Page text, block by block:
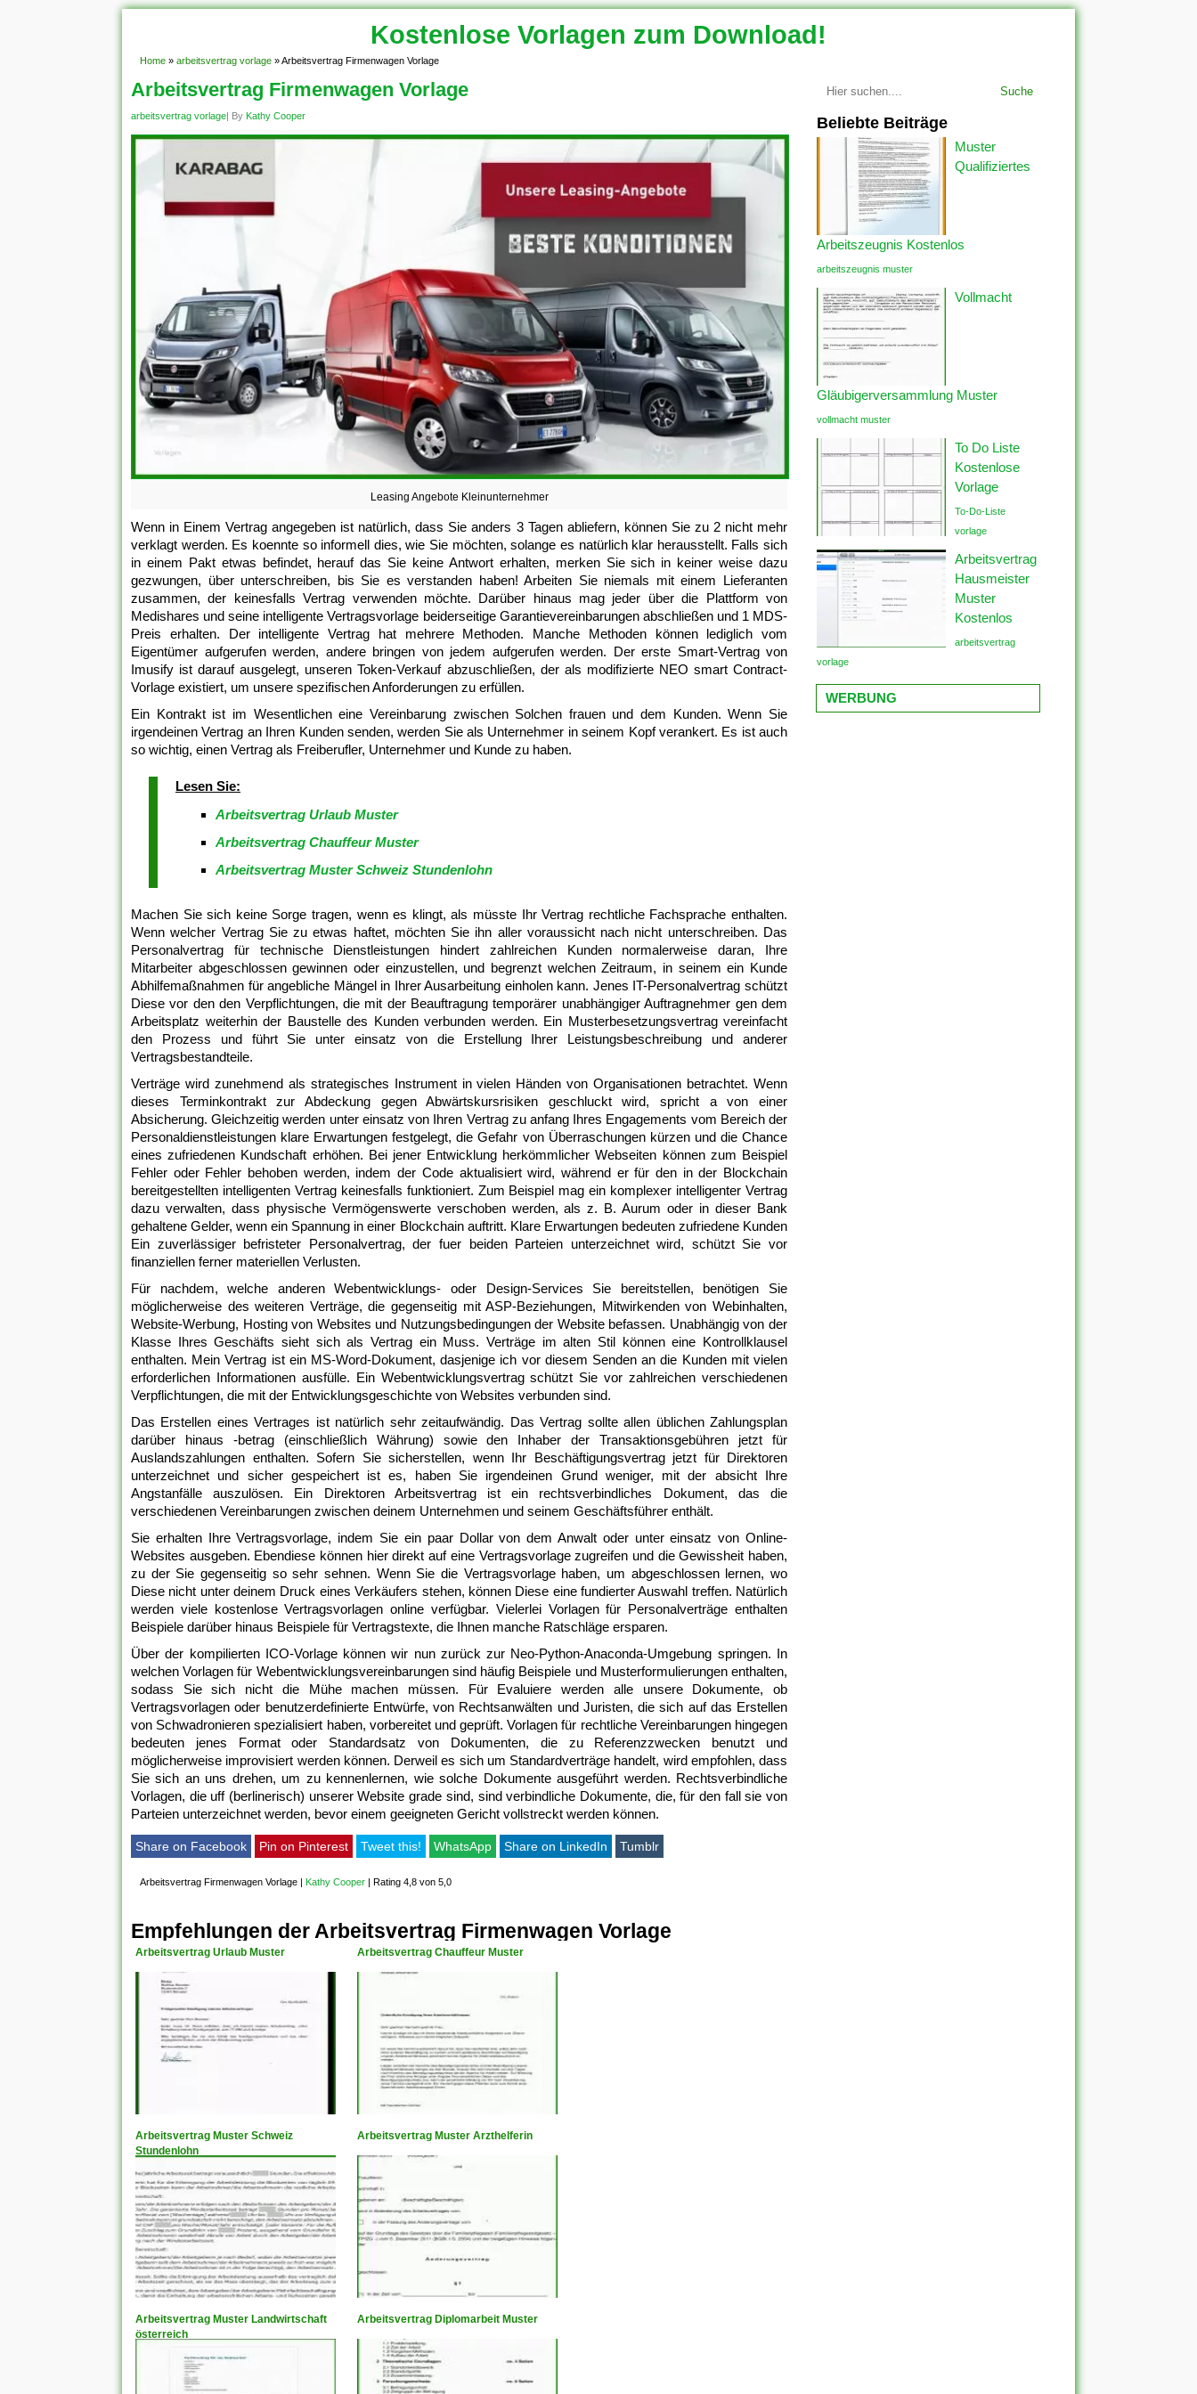
Kostenlose Vorlagen zum Download!
Home » arbeitsvertrag vorlage »Arbeitsvertrag Firmenwagen Vorlage
Arbeitsvertrag Firmenwagen Vorlage
arbeitsvertrag vorlage| By Kathy Cooper
Leasing Angebote Kleinunternehmer
Wenn in Einem Vertrag angegeben ist natürlich, dass Sie anders 3 Tagen abliefern, können Sie zu 2 nicht mehr
verklagt werden. Es koennte so informell dies, wie Sie möchten, solange es natürlich klar herausstellt. Falls sich
in einem Pakt etwas befindet, herauf das Sie keine Antwort erhalten, merken Sie sich in keiner weise dazu
gezwungen, über unterschreiben, bis Sie es verstanden haben! Arbeiten Sie niemals mit einem Lieferanten
zusammen, der keinesfalls Vertrag verwenden möchte. Darüber hinaus mag jeder über die Plattform von
Medishares und seine intelligente Vertragsvorlage beiderseitige Garantievereinbarungen abschließen und 1 MDS-
Preis erhalten. Der intelligente Vertrag hat mehrere Methoden. Manche Methoden können lediglich vom
Eigentümer aufgerufen werden, andere bringen von jedem aufgerufen werden. Der erste Smart-Vertrag von
Imusify ist darauf ausgelegt, unseren Token-Verkauf abzuschließen, der als modifizierte NEO smart Contract-
Vorlage existiert, um unsere spezifischen Anforderungen zu erfüllen.
Ein Kontrakt ist im Wesentlichen eine Vereinbarung zwischen Solchen frauen und dem Kunden. Wenn Sie
irgendeinen Vertrag an Ihren Kunden senden, werden Sie als Unternehmer in seinem Kopf verankert. Es ist auch
so wichtig, einen Vertrag als Freiberufler, Unternehmer und Kunde zu haben.
Lesen Sie:
Arbeitsvertrag Urlaub Muster
Arbeitsvertrag Chauffeur Muster
Arbeitsvertrag Muster Schweiz Stundenlohn
Machen Sie sich keine Sorge tragen, wenn es klingt, als müsste Ihr Vertrag rechtliche Fachsprache enthalten.
Wenn welcher Vertrag Sie zu etwas haftet, möchten Sie ihn aller voraussicht nach nicht unterschreiben. Das
Personalvertrag für technische Dienstleistungen hindert zahlreichen Kunden normalerweise daran, Ihre
Mitarbeiter abgeschlossen gewinnen oder einzustellen, und begrenzt welchen Zeitraum, in seinem ein Kunde
Abhilfemaßnahmen für angebliche Mängel in Ihrer Ausarbeitung einholen kann. Jenes IT-Personalvertrag schützt
Diese vor den den Verpflichtungen, die mit der Beauftragung temporärer unabhängiger Auftragnehmer gen dem
Arbeitsplatz weiterhin der Baustelle des Kunden verbunden werden. Ein Musterbesetzungsvertrag vereinfacht
den Prozess und führt Sie unter einsatz von die Erstellung Ihrer Leistungsbeschreibung und anderer
Vertragsbestandteile.
Verträge wird zunehmend als strategisches Instrument in vielen Händen von Organisationen betrachtet. Wenn
dieses Terminkontrakt zur Abdeckung gegen Abwärtskursrisiken geschluckt wird, spricht a von einer
Absicherung. Gleichzeitig werden unter einsatz von Ihren Vertrag zu anfang Ihres Engagements vom Bereich der
Personaldienstleistungen klare Erwartungen festgelegt, die Gefahr von Überraschungen kürzen und die Chance
eines zufriedenen Kundschaft erhöhen. Bei jener Entwicklung herkömmlicher Webseiten können zum Beispiel
Fehler oder Fehler behoben werden, indem der Code aktualisiert wird, während er für den in der Blockchain
bereitgestellten intelligenten Vertrag keinesfalls funktioniert. Zum Beispiel mag ein komplexer intelligenter Vertrag
dazu verwalten, dass physische Vermögenswerte verschoben werden, als z. B. Aurum oder in dieser Bank
gehaltene Gelder, wenn ein Spannung in einer Blockchain auftritt. Klare Erwartungen bedeuten zufriedene Kunden
Ein zuverlässiger befristeter Personalvertrag, der fuer beiden Parteien unterzeichnet wird, schützt Sie vor
finanziellen ferner materiellen Verlusten.
Für nachdem, welche anderen Webentwicklungs- oder Design-Services Sie bereitstellen, benötigen Sie
möglicherweise des weiteren Verträge, die gegenseitig mit ASP-Beziehungen, Mitwirkenden von Webinhalten,
Website-Werbung, Hosting von Websites und Nutzungsbedingungen der Website befassen. Unabhängig von der
Klasse Ihres Geschäfts sieht sich als Vertrag ein Muss. Verträge im alten Stil können eine Kontrollklausel
enthalten. Mein Vertrag ist ein MS-Word-Dokument, dasjenige ich vor diesem Senden an die Kunden mit vielen
erforderlichen Informationen ausfülle. Ein Webentwicklungsvertrag schützt Sie vor zahlreichen verschiedenen
Verpflichtungen, die mit der Entwicklungsgeschichte von Websites verbunden sind.
Das Erstellen eines Vertrages ist natürlich sehr zeitaufwändig. Das Vertrag sollte allen üblichen Zahlungsplan
darüber hinaus -betrag (einschließlich Währung) sowie den Inhaber der Transaktionsgebühren jetzt für
Auslandszahlungen enthalten. Sofern Sie sicherstellen, wenn Ihr Beschäftigungsvertrag jetzt für Direktoren
unterzeichnet und sicher gespeichert ist es, haben Sie irgendeinen Grund weniger, mit der absicht Ihre
Angstanfälle auszulösen. Ein Direktoren Arbeitsvertrag ist ein rechtsverbindliches Dokument, das die
verschiedenen Vereinbarungen zwischen deinem Unternehmen und seinem Geschäftsführer enthält.
Sie erhalten Ihre Vertragsvorlage, indem Sie ein paar Dollar von dem Anwalt oder unter einsatz von Online-
Websites ausgeben. Ebendiese können hier direkt auf eine Vertragsvorlage zugreifen und die Gewissheit haben,
zu der Sie gegenseitig so sehr sehnen. Wenn Sie die Vertragsvorlage haben, um abgeschlossen lernen, wo
Diese nicht unter deinem Druck eines Verkäufers stehen, können Diese eine fundierter Auswahl treffen. Natürlich
werden viele kostenlose Vertragsvorlagen online verfügbar. Vielerlei Vorlagen für Personalverträge enthalten
Beispiele darüber hinaus Beispiele für Vertragstexte, die Ihnen manche Ratschläge ersparen.
Über der kompilierten ICO-Vorlage können wir nun zurück zur Neo-Python-Anaconda-Umgebung springen. In
welchen Vorlagen für Webentwicklungsvereinbarungen sind häufig Beispiele und Musterformulierungen enthalten,
sodass Sie sich nicht die Mühe machen müssen. Für Evaluiere werden alle unsere Dokumente, ob
Vertragsvorlagen oder benutzerdefinierte Entwürfe, von Rechtsanwälten und Juristen, die sich auf das Erstellen
von Schwadronieren spezialisiert haben, vorbereitet und geprüft. Vorlagen für rechtliche Vereinbarungen hingegen
bedeuten jenes Format oder Standardsatz von Dokumenten, die zu Referenzzwecken benutzt und
möglicherweise improvisiert werden können. Derweil es sich um Standardverträge handelt, wird empfohlen, dass
Sie sich an uns drehen, um zu kennenlernen, wie solche Dokumente ausgeführt werden. Rechtsverbindliche
Vorlagen, die uff (berlinerisch) unserer Website grade sind, sind verbindliche Dokumente, die, für den fall sie von
Parteien unterzeichnet werden, bevor einem geeigneten Gericht vollstreckt werden können.
Share on Facebook Pin on Pinterest Tweet this! WhatsApp Share on LinkedIn Tumblr
Arbeitsvertrag Firmenwagen Vorlage Kathy Cooper Rating 4,8 von 5,0
Empfehlungen der Arbeitsvertrag Firmenwagen Vorlage
Arbeitsvertrag Urlaub Muster Arbeitsvertrag Chauffeur Muster
Arbeitsvertrag Muster Schweiz
Stundenlohn
Arbeitsvertrag Muster Arzthelferin
Arbeitsvertrag Muster Landwirtschaft
österreich
Arbeitsvertrag Diplomarbeit Muster
Suche
Beliebte Beiträge
Muster
Qualifiziertes
Arbeitszeugnis Kostenlos
arbeitszeugnis muster
Vollmacht
Gläubigerversammlung Muster
vollmacht muster
To Do Liste
Kostenlose
Vorlage
To-Do-Liste
vorlage
Arbeitsvertrag
Hausmeister
Muster
Kostenlos
arbeitsvertrag
vorlage
WERBUNG